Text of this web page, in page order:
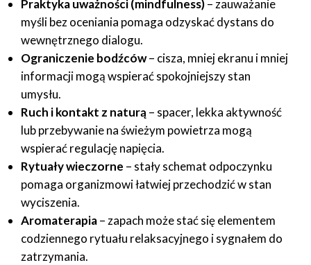
Praktyka uważności (mindfulness)– zauważanie
myśli bez oceniania pomaga odzyskać dystans do
wewnętrznego dialogu.
Ograniczenie bodźców– cisza, mniej ekranu i mniej
informacji mogą wspierać spokojniejszy stan
umysłu.
Ruch i kontakt z naturą – spacer, lekka aktywność
lub przebywanie na świeżym powietrza mogą
wspierać regulację napięcia.
Rytuały wieczorne – stały schemat odpoczynku
pomaga organizmowi łatwiej przechodzić w stan
wyciszenia.
Aromaterapia– zapach może stać się elementem
codziennego rytuału relaksacyjnego i sygnałem do
zatrzymania.